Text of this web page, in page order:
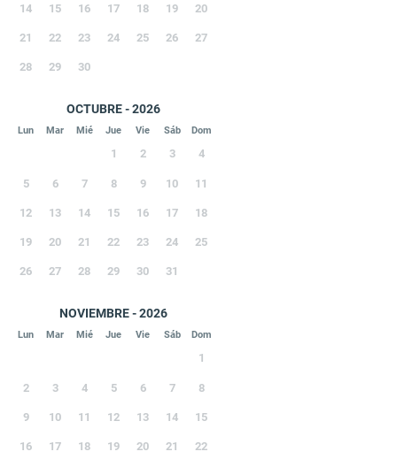
14 15 16 17 18 19 20
21 22 23 24 25 26 27
28 29 30
OCTUBRE - 2026
Lun Mar Mié Jue Vie Sáb Dom
1 2 3 4
5 6 7 8 9 10 11
12 13 14 15 16 17 18
19 20 21 22 23 24 25
26 27 28 29 30 31
NOVIEMBRE - 2026
Lun Mar Mié Jue Vie Sáb Dom
1
2 3 4 5 6 7 8
9 10 11 12 13 14 15
16 17 18 19 20 21 22